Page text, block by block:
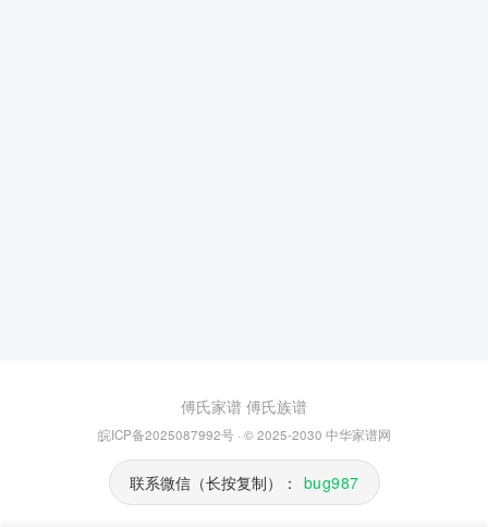
傅氏家谱 傅氏族谱
皖ICP备2025087992号· © 2025-2030 中华家谱网
联系微信（长按复制）： bug987